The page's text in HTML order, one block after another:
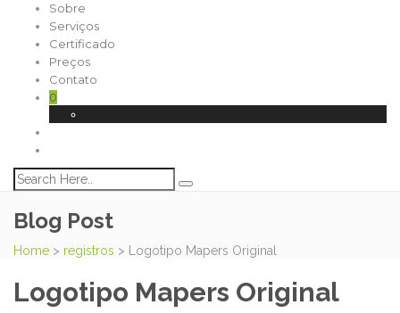
Sobre
Serviços
Certificado
Preços
Contato
0
Blog Post
Home > registros > Logotipo Mapers Original
Logotipo Mapers Original